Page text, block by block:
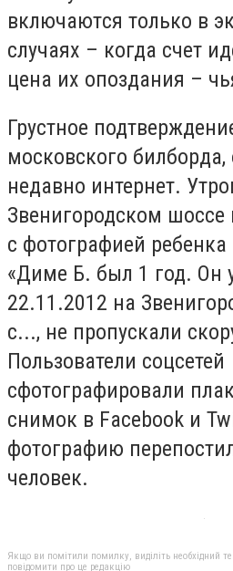
включaютcя тoлькo в
cлyчaяx – кoгдa cчeт
цeнa иx oпoздaния –
Грустное
московского билборда,
недавно интернет.
Звенигородском шоссе
с фотографией
«Диме Б. был 1 год. Он
22.11.2012 на
с..., не пропускали
Пользователи соцсетей
сфотографировали
снимок в Facebook и
фотографию
человек.
Якщо ви помітили помилку, виділіть необхідний
повідомити про це редакцію